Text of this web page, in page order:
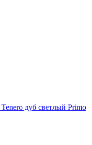
дуб светлый Primo